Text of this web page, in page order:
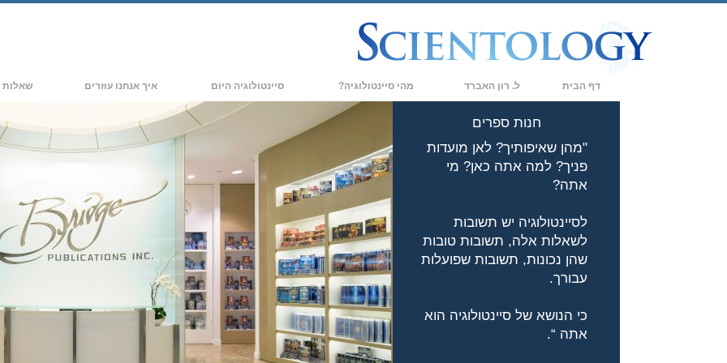
דף הבית ל. רון האברד מהי סיינטולוגיה?
עיקרי האמונה והתקנונים של סיינטולוגיה
מה סיינטולוגים אומרים על סיינטולוגיה
בתוך ארגון
העקרונות הבסיסיים של סיינטולוגיה
מבוא לדיאנטיקה
אהבה ושנאה –
מהי גדוּלה?
סיינטולוגיה היום
ארגוני סיינטולוגיה
ארגוני סיינטולוגיה חדשים
ארגונים מתקדמים
הבסיס היבשתי של פלאג
Freewinds
מביא את סיינטולוגיה לעולם
דיוויד מיסקביג׳ - המנהיג של דת
הסיינטולוגיה
איך אנחנו עוזרים שאלות
רקע
בתוך ארגון
המבנה
חנות ספרים
"מהן שאיפותיך? לאן מועדות
פניך? למה אתה כאן? מי
אתה?
לסיינטולוגיה יש תשובות
לשאלות אלה, תשובות טובות
שהן נכונות, תשובות שפועלות
עבורך.
כי הנושא של סיינטולוגיה הוא
אתה “.